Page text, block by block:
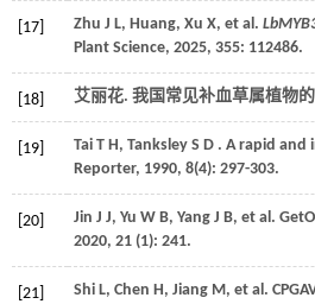
[17] Zhu J L, Huang, Xu X, et al.
Plant Science, 2025, 355: 112486.
[18] 艾丽花. 我国常见补血草属植物
[19] Tai T H, Tanksley S D . A rapid and
Reporter, 1990, 8(4): 297-303.
[20] Jin J J, Yu W B, Yang J B, et al.
2020, 21 (1): 241.
[21] Shi L, Chen H, Jiang M, et al.